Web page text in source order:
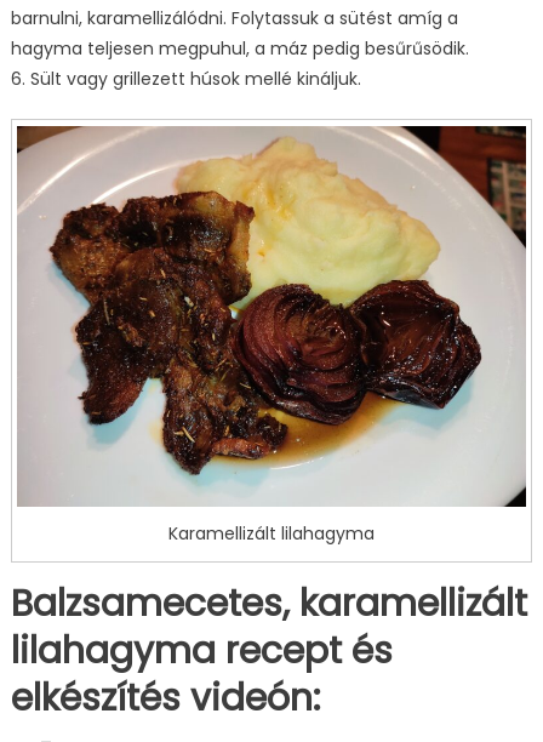
barnulni, karamellizálódni. Folytassuk a sütést amíg a
hagyma teljesen megpuhul, a máz pedig besűrűsödik.
6. Sült vagy grillezett húsok mellé kináljuk.
Karamellizált lilahagyma
Balzsamecetes, karamellizált
lilahagyma recept és
elkészítés videón: